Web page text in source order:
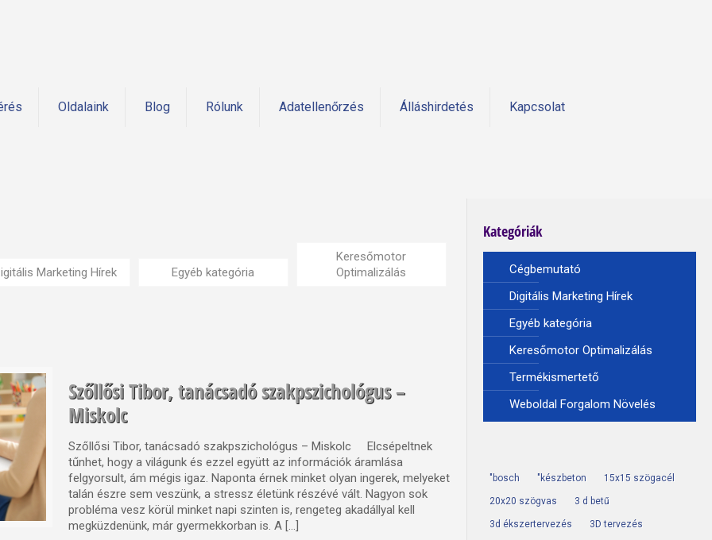
Oldalaink Blog Rólunk Adatellenőrzés Álláshirdetés Kapcsolat
Marketing Hírek Egyéb kategória
Keresőmotor
Optimalizálás
Szőllősi Tibor, tanácsadó szakpszichológus –
Miskolc
Szőllősi Tibor, tanácsadó szakpszichológus – Miskolc Elcsépeltnek
tűnhet, hogy a világunk és ezzel együtt az információk áramlása
felgyorsult, ám mégis igaz. Naponta érnek minket olyan ingerek, melyeket
talán észre sem veszünk, a stressz életünk részévé vált. Nagyon sok
probléma vesz körül minket napi szinten is, rengeteg akadállyal kell
megküzdenünk, már gyermekkorban is. A […]
Kategóriák
Cégbemutató
Digitális Marketing Hírek
Egyéb kategória
Keresőmotor Optimalizálás
Termékismertető
Weboldal Forgalom Növelés
"bosch "készbeton 15x15 szögacél
20x20 szögvas 3 d betű
3d ékszertervezés 3D tervezés